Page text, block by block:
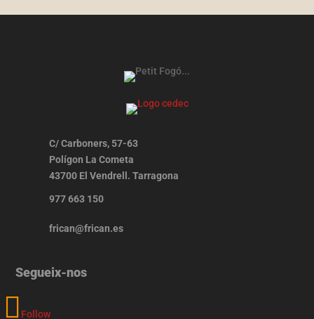
C/ Carboners, 57-63
Polígon La Cometa
43700 El Vendrell. Tarragona
977 663 150
frican@frican.es
Segueix-nos
Follow